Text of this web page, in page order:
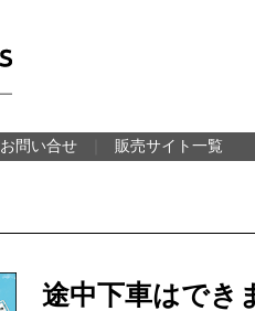
お問い合せ 販売サイト一覧
途中下車はでき